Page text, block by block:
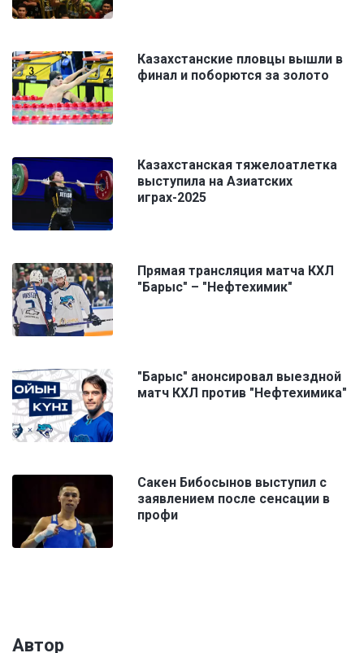
Казахстанские пловцы вышли в
финал и поборются за золото
Казахстанская тяжелоатлетка
выступила на Азиатских
играх-2025
Прямая трансляция матча КХЛ
"Барыс" – "Нефтехимик"
"Барыс" анонсировал выездной
матч КХЛ против "Нефтехимика"
Сакен Бибосынов выступил с
заявлением после сенсации в
профи
Автор